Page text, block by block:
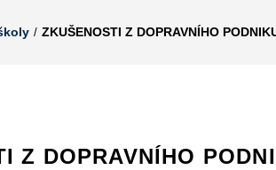
ZKUŠENOSTI Z DOPRAVNÍHO
Z DOPRAVNÍHO